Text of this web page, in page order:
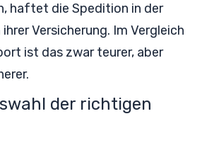
haftet die Spedition in der
Versicherung. Im Vergleich
ist das zwar teurer, aber
der richtigen